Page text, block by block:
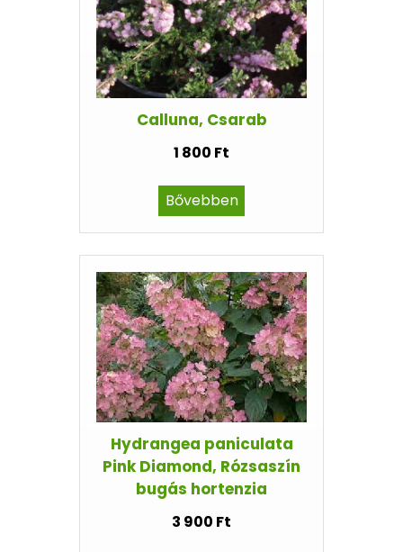
Calluna, Csarab
1 800 Ft
Bővebben
Hydrangea paniculata
Pink Diamond, Rózsaszín
bugás hortenzia
3 900 Ft